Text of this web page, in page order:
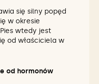
się silny popęd
w okresie
wtedy jest
od właściciela w
od hormonów